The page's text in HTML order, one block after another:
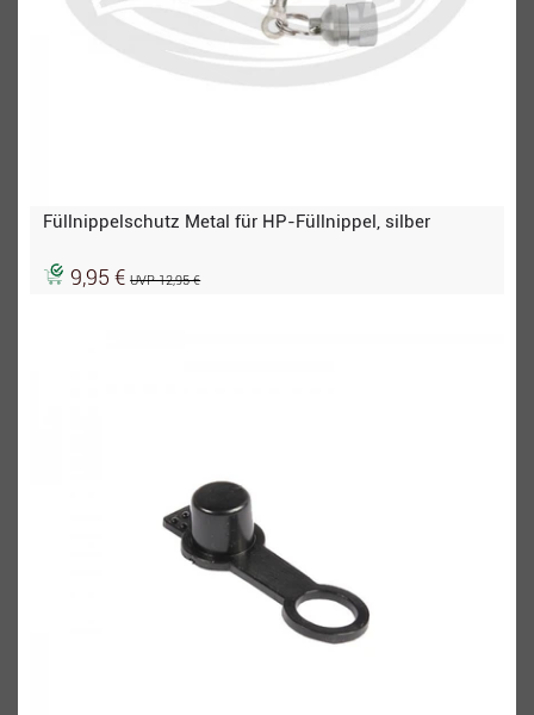
Füllnippelschutz Metal für HP-Füllnippel, silber
9,95 €UVP 12,95 €